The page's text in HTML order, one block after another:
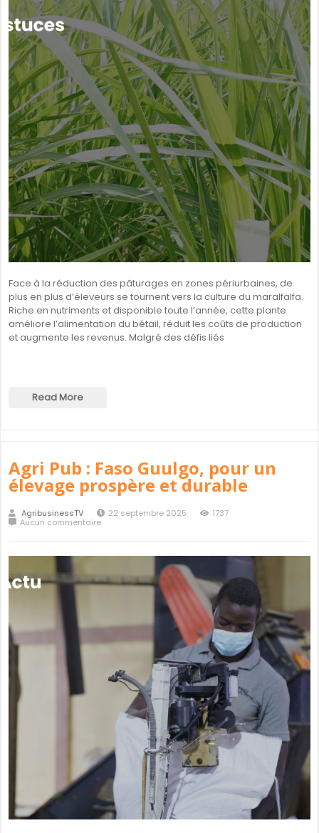
SÉNÉGAL
GHANA
ÎLE MAURICE
GUINÉE
Face à la réduction des pâturages en zones périurbaines, de
plus en plus d’éleveurs se tournent vers la culture du maralfalfa.
Riche en nutriments et disponible toute l’année, cette plante
améliore l’alimentation du bétail, réduit les coûts de production
et augmente les revenus. Malgré des défis liés
Read More
Agri Pub : Faso Guulgo, pour un
élevage prospère et durable
AgribusinessTV 22 septembre 2025
1737
Aucun commentaire